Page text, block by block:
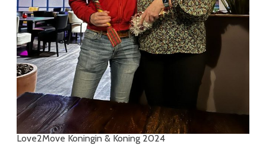
Love2Move Koningin & Koning 2024